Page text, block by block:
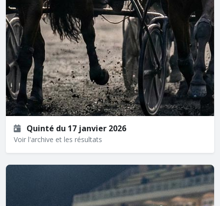
Quinté du 17 janvier 2026
Voir l'archive et les résultats